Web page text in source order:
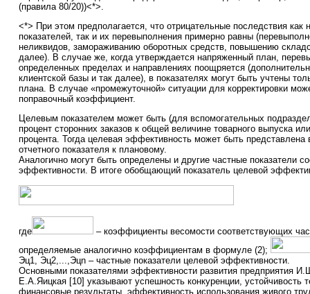
(правила 80/20))<*>.
<*> При этом предполагается, что отрицательные последствия как
показателей, так и их перевыполнения примерно равны
неликвидов, замораживанию оборотных средств, повышению
далее). В случае же, когда утверждается напряженный план,
определенных пределах и направлениях поощряется
клиентской базы и так далее), в показателях могут быть учтены
плана. В случае «промежуточной» ситуации для корректировки
поправочный коэффициент.
Целевым показателем может быть (для вспомогательных
процент сторонних заказов к общей величине товарного выпуска
процента. Тогда целевая эффективность может быть представлена
отчетного показателя к плановому.
Аналогично могут быть определены и другие частные показатели
эффективности. В итоге обобщающий показатель целевой
где
– коэффициенты весомости соответствующих
определяемые аналогично коэффициентам в формуле (2);
Эц1, Эц2,...,Эцn – частные показатели целевой эффективности.
Основными показателями эффективности развития предприятия
Е.А.Яицкая [10] указывают успешность конкуренции, устойчивость
финансовые результаты, эффективность использования живого